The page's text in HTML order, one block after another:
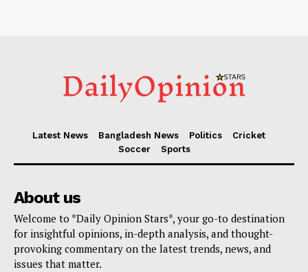
Latest News Bangladesh News Politics
Cricket
Soccer
Sports
About us
Welcome to *Daily Opinion Stars*, your go-to destination
for insightful opinions, in-depth analysis, and thought-
provoking commentary on the latest trends, news, and
issues that matter.